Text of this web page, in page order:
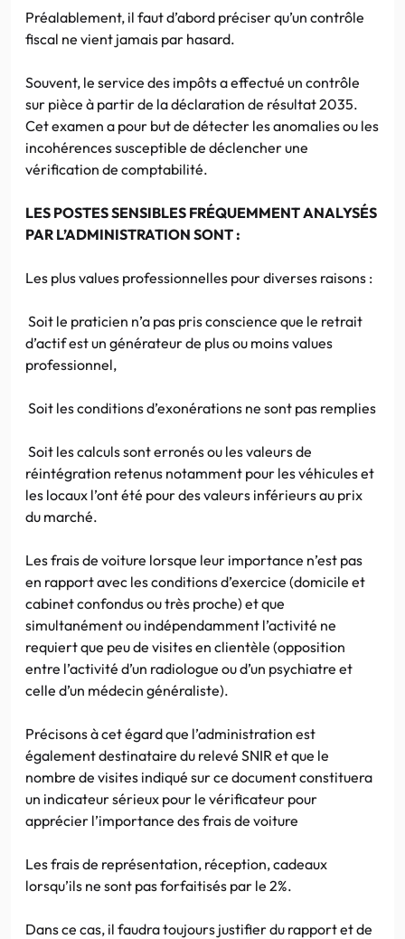
Préalablement, il faut d’abord préciser qu’un contrôle
fiscal ne vient jamais par hasard.
Souvent, le service des impôts a effectué un contrôle
sur pièce à partir de la déclaration de résultat 2035.
Cet examen a pour but de détecter les anomalies ou les
incohérences susceptible de déclencher une
vérification de comptabilité.
LES POSTES SENSIBLES FRÉQUEMMENT ANALYSÉS
PAR L’ADMINISTRATION SONT :
Les plus values professionnelles pour diverses raisons :
Soit le praticien n’a pas pris conscience que le retrait
d’actif est un générateur de plus ou moins values
professionnel,
Soit les conditions d’exonérations ne sont pas remplies
Soit les calculs sont erronés ou les valeurs de
réintégration retenus notamment pour les véhicules et
les locaux l’ont été pour des valeurs inférieurs au prix
du marché.
Les frais de voiture lorsque leur importance n’est pas
en rapport avec les conditions d’exercice (domicile et
cabinet confondus ou très proche) et que
simultanément ou indépendamment l’activité ne
requiert que peu de visites en clientèle (opposition
entre l’activité d’un radiologue ou d’un psychiatre et
celle d’un médecin généraliste).
Précisons à cet égard que l’administration est
également destinataire du relevé SNIR et que le
nombre de visites indiqué sur ce document constituera
un indicateur sérieux pour le vérificateur pour
apprécier l’importance des frais de voiture
Les frais de représentation, réception, cadeaux
lorsqu’ils ne sont pas forfaitisés par le 2%.
Dans ce cas, il faudra toujours justifier du rapport et de